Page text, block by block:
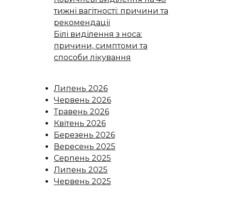
тижні вагітності: причини та
рекомендації
Білі виділення з носа:
причини, симптоми та
способи лікування
Липень 2026
Червень 2026
Травень 2026
Квітень 2026
Березень 2026
Вересень 2025
Серпень 2025
Липень 2025
Червень 2025